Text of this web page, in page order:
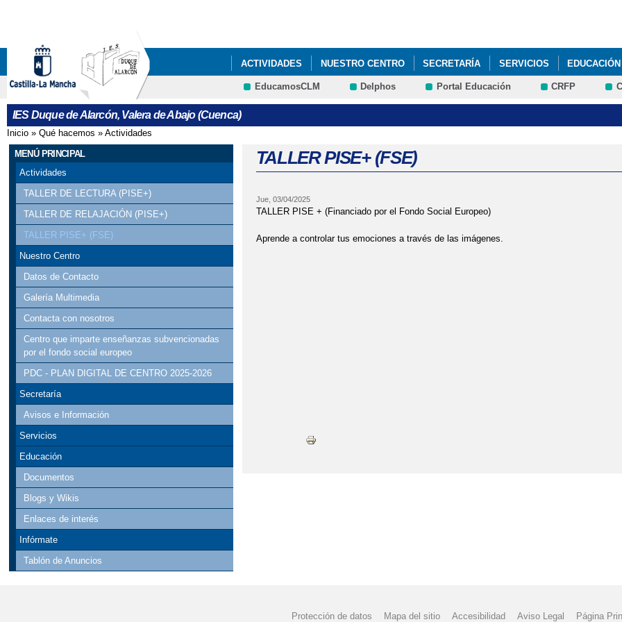
ACTIVIDADES NUESTRO CENTRO SECRETARÍA SERVICIOS EDUCACIÓN
EducamosCLM Delphos Portal Educación CRFP
IES Duque de Alarcón, Valera de Abajo (Cuenca)
Se encuentra usted aquí
Inicio » Qué hacemos » Actividades
MENÚ PRINCIPAL
Actividades
TALLER DE LECTURA (PISE+)
TALLER DE RELAJACIÓN (PISE+)
TALLER PISE+ (FSE)
Nuestro Centro
Datos de Contacto
Galería Multimedia
Contacta con nosotros
Centro que imparte enseñanzas subvencionadas
por el fondo social europeo
PDC - PLAN DIGITAL DE CENTRO 2025-2026
Secretaría
Avisos e Información
Servicios
Educación
Documentos
Blogs y Wikis
Enlaces de interés
Infórmate
Tablón de Anuncios
TALLER PISE+ (FSE)
Jue, 03/04/2025
TALLER PISE + (Financiado por el Fondo Social Europeo)
Aprende a controlar tus emociones a través de las imágenes.
Protección de datos Mapa del sitio Accesibilidad Aviso Legal Página